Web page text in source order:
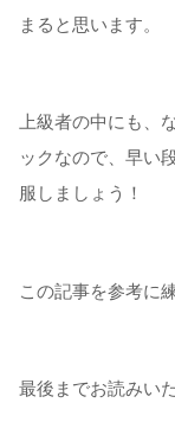
まると思います。
上級者の中にも、
ックなので、早い
服しましょう！
この記事を参考に
最後までお読みい